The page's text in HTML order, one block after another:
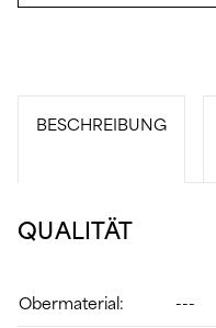
BESCHREIBUNG
QUALITÄT
Obermaterial: ---